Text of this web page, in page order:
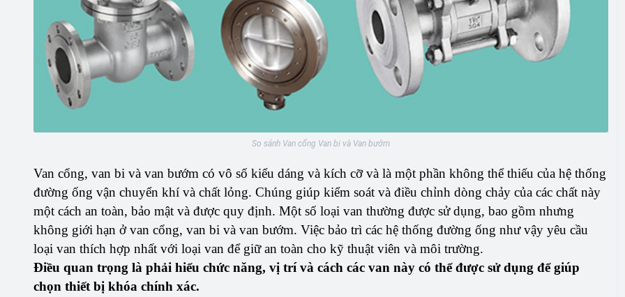
So sánh Van cổng Van bi và Van bướm
Van cổng, van bi và van bướm có vô số kiểu dáng và kích cỡ và là một phần không thể thiếu của hệ thống
đường ống vận chuyển khí và chất lỏng. Chúng giúp kiểm soát và điều chỉnh dòng chảy của các chất này
một cách an toàn, bảo mật và được quy định. Một số loại van thường được sử dụng, bao gồm nhưng
không giới hạn ở van cổng, van bi và van bướm. Việc bảo trì các hệ thống đường ống như vậy yêu cầu
loại van thích hợp nhất với loại van để giữ an toàn cho kỹ thuật viên và môi trường.
Điều quan trọng là phải hiểu chức năng, vị trí và cách các van này có thể được sử dụng để giúp
chọn thiết bị khóa chính xác.